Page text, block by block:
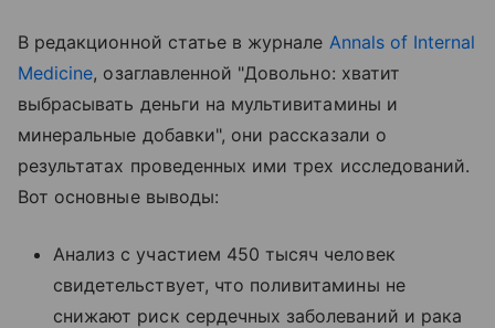
В редакционной статье в журнале Annals of Internal
Medicine, озаглавленной "Довольно: хватит
выбрасывать деньги на мультивитамины и
минеральные добавки", они рассказали о
результатах проведенных ими трех исследований.
Вот основные выводы:
Анализ с участием 450 тысяч человек
свидетельствует, что поливитамины не
снижают риск сердечных заболеваний и рака